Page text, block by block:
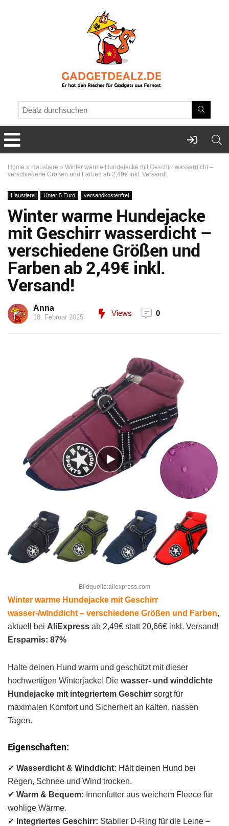
Home » Haustiere » Winter warme Hundejacke mit Geschirr wasserdicht –
verschiedene Größen und Farben ab 2,49€ inkl. Versand!
Haustiere Unter 5 Euro versandkostenfrei
Winter warme Hundejacke
mit Geschirr wasserdicht –
verschiedene Größen und
Farben ab 2,49€ inkl.
Versand!
Anna
18. Februar 2025 Views 0
Bildquelle:aliexpress.com
Winter warme Hundejacke mit Geschirr
wasser-/winddicht – verschiedene Größen und Farben,
aktuell bei AliExpress ab 2,49€ statt 20,66€ inkl. Versand!
Ersparnis: 87%
Halte deinen Hund warm und geschützt mit dieser
hochwertigen Winterjacke! Die wasser- und winddichte
Hundejacke mit integriertem Geschirr sorgt für
maximalen Komfort und Sicherheit an kalten, nassen
Tagen.
Eigenschaften:
✔ Wasserdicht & Winddicht: Hält deinen Hund bei
Regen, Schnee und Wind trocken.
✔ Warm & Bequem: Innenfutter aus weichem Fleece für
wohlige Wärme.
✔ Integriertes Geschirr: Stabiler D-Ring für die Leine –